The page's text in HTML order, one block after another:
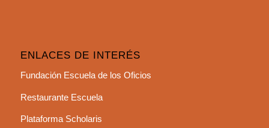
ENLACES DE INTERÉS
Fundación Escuela de los Oficios
Restaurante Escuela
Plataforma Scholaris